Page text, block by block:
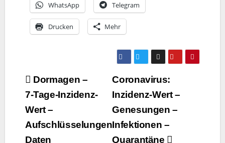
Whats­App Tele­gram
Dru­cken Mehr
Beitragsnavigation
Coronavirus:
Inzidenz-Wert –
Genesungen –
Infektionen –
Quarantäne
Dormagen –
7‑Tage-Inzidenz-
Wert –
Aufschlüsselungen
Daten